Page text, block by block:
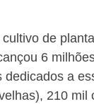
de
6
a
210 mil